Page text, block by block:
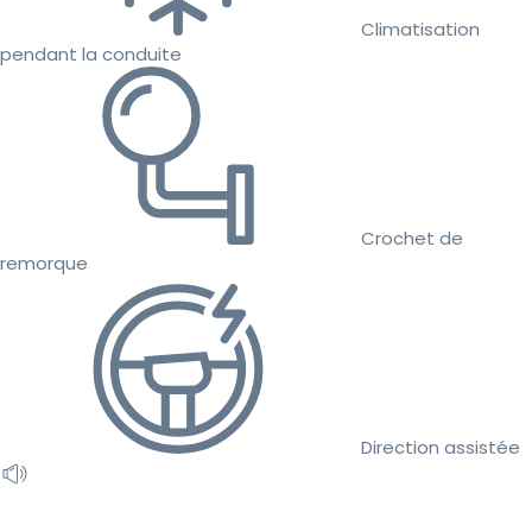
Climatisation
pendant la conduite
Crochet de
remorque
Direction assistée